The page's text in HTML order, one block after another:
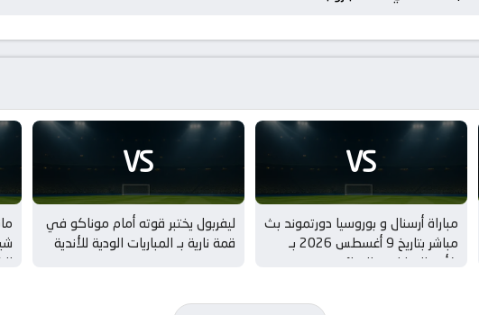
VS
مباراة أرسنال و بوروسيا دورتموند بث
مباشر بتاريخ 9 أغسطس 2026 بـ
كأس الامارات – النهائي
VS
ليفربول يختبر قوته أمام موناكو في
قمة نارية بـ المباريات الودية للأندية